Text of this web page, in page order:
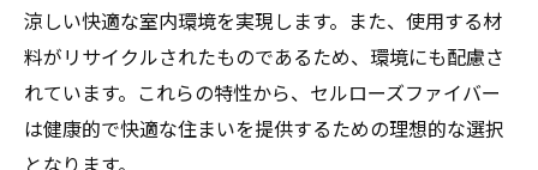
涼しい快適な室内環境を実現します。また、使用する材
料がリサイクルされたものであるため、環境にも配慮さ
れています。これらの特性から、セルローズファイバー
は健康的で快適な住まいを提供するための理想的な選択
となります。